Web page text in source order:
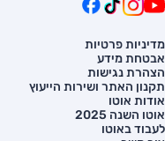
מדיניות פרטיות
אבטחת מידע
הצהרת נגישות
תקנון האתר ושירות הייעוץ
אודות אוטו
אוטו השנה 2025
לעבוד באוטו